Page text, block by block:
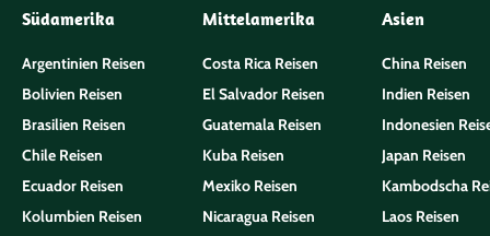
Südamerika
Argentinien Reisen
Bolivien Reisen
Brasilien Reisen
Chile Reisen
Ecuador Reisen
Kolumbien Reisen
Mittelamerika
Costa Rica Reisen
El Salvador Reisen
Guatemala Reisen
Kuba Reisen
Mexiko Reisen
Nicaragua Reisen
Asien
China Reisen
Indien Reisen
Indonesien
Japan Reisen
Kambodscha
Laos Reisen